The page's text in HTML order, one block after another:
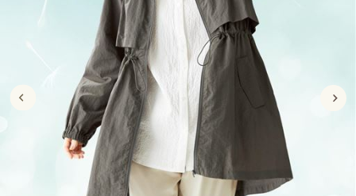
キッチン・雑貨・日用品
寝具・ベッド
カーテン・ラグ・ファブリック
美容・健康通販すべて
美容・健康・サプリメント
制服・スクール
制服・スクールすべて
制服・学生服
ジュニア・ティーンズ下着
大きいサイズ
大きいサイズ通販すべて
大きいサイズ レディース服
バーゲン
バーゲンセール
カーテン・ラグ・ファブリック
美容・健康・サプリメント
制服・スクールすべて
制服・学生服
ジュニア・ティーンズ下着
大きいサイズ通販すべて
大きいサイズ レディース服
大きいサイズ レディース下着
バーゲンセール
シークレットセール
詳細検索
商品カテゴリ一覧